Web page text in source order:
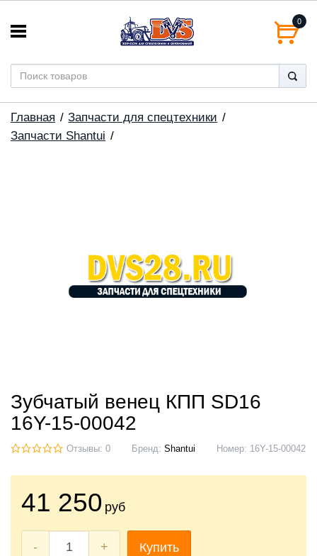
0
Главная
Запчасти для спецтехники
Запчасти Shantui
Зубчатый венец КПП SD16
16Y-15-00042
Отзывы: 0 Бренд: Shantui Номер: 16Y-15-00042
41 250 руб
- + Купить